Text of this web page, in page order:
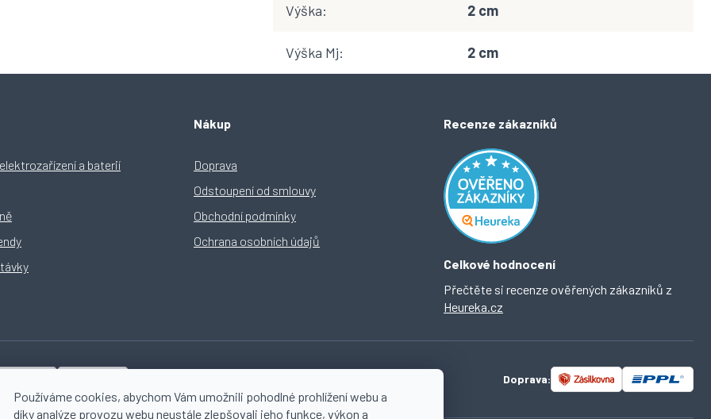
Používáme cookies, abychom Vám umožnili pohodlné prohlížení webu a
díky analýze provozu webu neustále zlepšovali jeho funkce, výkon a
Výška: 2 cm
Výška Mj: 2 cm
a baterií
Nákup
Doprava
Odstoupení od smlouvy
Obchodní podmínky
Ochrana osobních údajů
Recenze zákazníků
Celkové hodnocení
Přečtěte si recenze ověřených zákazníků z
Heureka.cz
Doprava: